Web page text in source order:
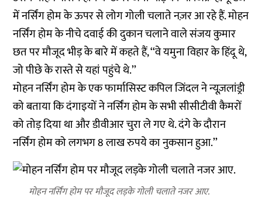
में नर्सिंग होम के ऊपर से लोग गोली चलाते नज़र आ रहे हैं. मोहन
नर्सिंग होम के नीचे दवाई की दुकान चलाने वाले संजय कुमार
छत पर मौजूद भीड़ के बारे में कहते हैं, ‘‘वे यमुना विहार के हिंदू थे,
जो पीछे के रास्ते से यहां पहुंचे थे.’’
मोहन नर्सिंग होम के एक फार्मासिस्ट कपिल जिंदल ने न्यूज़लांड्री
को बताया कि दंगाइयों ने नर्सिंग होम के सभी सीसीटीवी कैमरों
को तोड़ दिया था और डीवीआर चुरा ले गए थे. दंगे के दौरान
नर्सिंग होम को लगभग 8 लाख रुपये का नुकसान हुआ.’’
मोहन नर्सिंग होम पर मौजूद लड़के गोली चलाते नजर आए.